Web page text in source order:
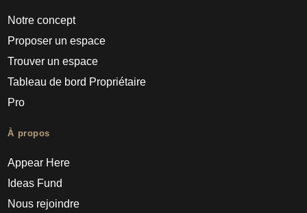
Notre concept
Proposer un espace
Trouver un espace
Tableau de bord Propriétaire
Pro
À propos
Appear Here
Ideas Fund
Nous rejoindre